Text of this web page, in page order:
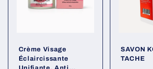
Crème Visage
Éclaircissante
SAVON
TACHE